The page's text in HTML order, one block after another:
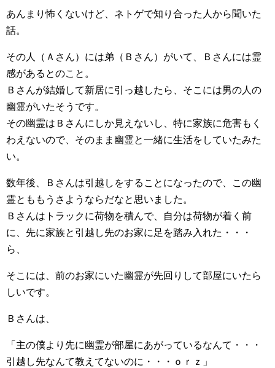
あんまり怖くないけど、ネトゲで知り合った人から聞いた
話。
その人（Ａさん）には弟（Ｂさん）がいて、Ｂさんには霊
感があるとのこと。
Ｂさんが結婚して新居に引っ越したら、そこには男の人の
幽霊がいたそうです。
その幽霊はＢさんにしか見えないし、特に家族に危害もく
わえないので、そのまま幽霊と一緒に生活をしていたみた
い。
数年後、Ｂさんは引越しをすることになったので、この幽
霊とももうさようならだなと思いました。
Ｂさんはトラックに荷物を積んで、自分は荷物が着く前
に、先に家族と引越し先のお家に足を踏み入れた・・・
ら、
そこには、前のお家にいた幽霊が先回りして部屋にいたら
しいです。
Ｂさんは、
「主の僕より先に幽霊が部屋にあがっているなんて・・・
引越し先なんて教えてないのに・・・ｏｒｚ」